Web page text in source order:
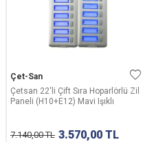
Çet-San
Çetsan 22'li Çift Sıra Hoparlörlü Zil
Paneli (H10+E12) Mavi Işıklı
7.140,00TL 3.570,00 TL